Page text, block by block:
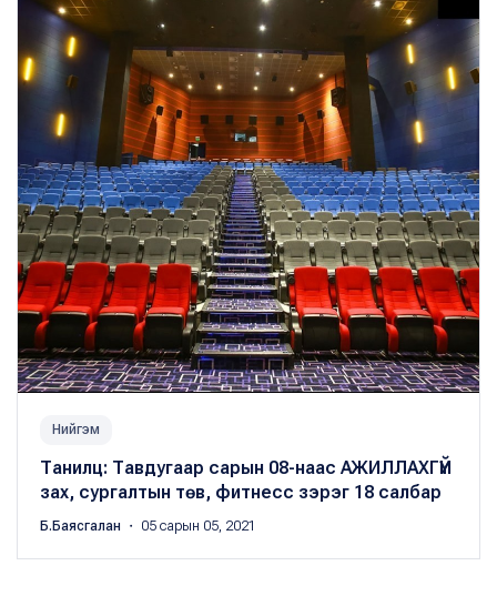
Нийгэм
Танилц: Тавдугаар сарын 08-наас АЖИЛЛАХГҮЙ
зах, сургалтын төв, фитнесс зэрэг 18 салбар
Б.Баясгалан ・ 05 сарын 05, 2021